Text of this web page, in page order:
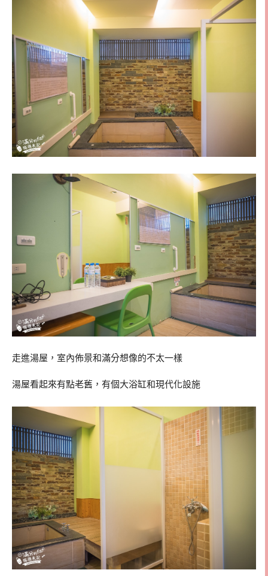
走進湯屋，室內佈景和滿分想像的不太一樣
湯屋看起來有點老舊，有個大浴缸和現代化設施